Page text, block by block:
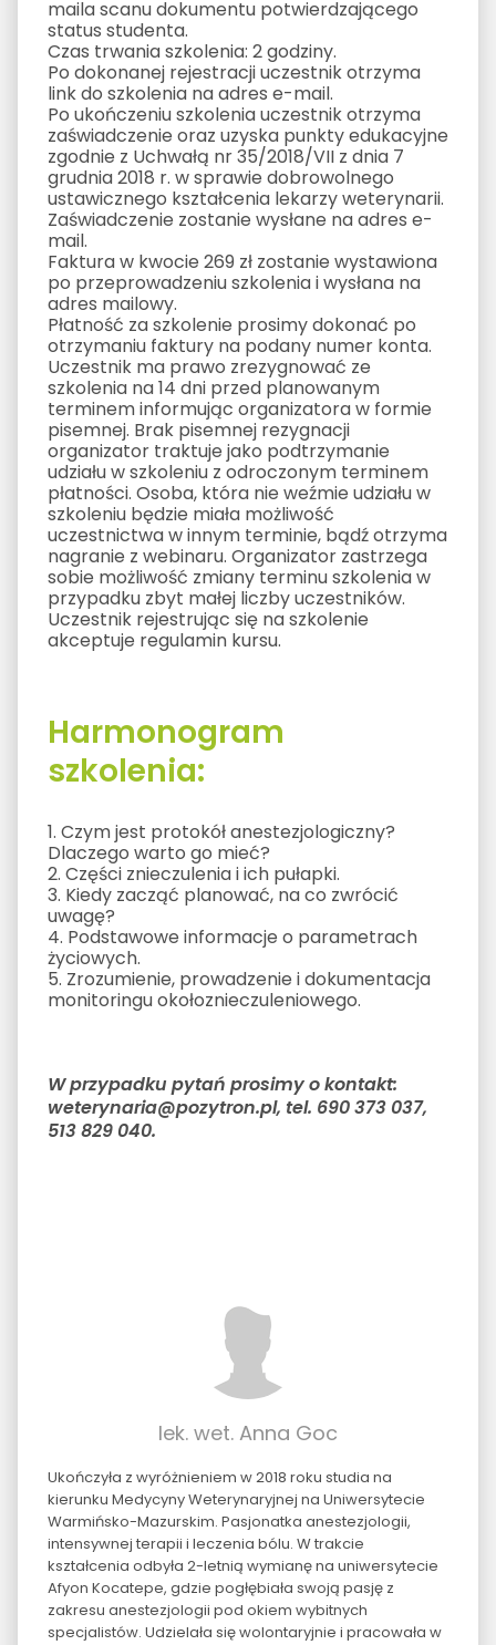
maila scanu dokumentu potwierdzającego
status studenta.
Czas trwania szkolenia: 2 godziny.
Po dokonanej rejestracji uczestnik otrzyma
link do szkolenia na adres e-mail.
Po ukończeniu szkolenia uczestnik otrzyma
zaświadczenie oraz uzyska punkty edukacyjne
zgodnie z Uchwałą nr 35/2018/VII z dnia 7
grudnia 2018 r. w sprawie dobrowolnego
ustawicznego kształcenia lekarzy weterynarii.
Zaświadczenie zostanie wysłane na adres e-
mail.
Faktura w kwocie 269 zł zostanie wystawiona
po przeprowadzeniu szkolenia i wysłana na
adres mailowy.
Płatność za szkolenie prosimy dokonać po
otrzymaniu faktury na podany numer konta.
Uczestnik ma prawo zrezygnować ze
szkolenia na 14 dni przed planowanym
terminem informując organizatora w formie
pisemnej. Brak pisemnej rezygnacji
organizator traktuje jako podtrzymanie
udziału w szkoleniu z odroczonym terminem
płatności. Osoba, która nie weźmie udziału w
szkoleniu będzie miała możliwość
uczestnictwa w innym terminie, bądź otrzyma
nagranie z webinaru. Organizator zastrzega
sobie możliwość zmiany terminu szkolenia w
przypadku zbyt małej liczby uczestników.
Uczestnik rejestrując się na szkolenie
akceptuje regulamin kursu.
Harmonogram
szkolenia:
1. Czym jest protokół anestezjologiczny?
Dlaczego warto go mieć?
2. Części znieczulenia i ich pułapki.
3. Kiedy zacząć planować, na co zwrócić
uwagę?
4. Podstawowe informacje o parametrach
życiowych.
5. Zrozumienie, prowadzenie i dokumentacja
monitoringu okołoznieczuleniowego.
W przypadku pytań prosimy o kontakt:
weterynaria@pozytron.pl, tel. 690 373 037,
513 829 040.
lek. wet. Anna Goc
Ukończyła z wyróżnieniem w 2018 roku studia na
kierunku Medycyny Weterynaryjnej na Uniwersytecie
Warmińsko-Mazurskim. Pasjonatka anestezjologii,
intensywnej terapii i leczenia bólu. W trakcie
kształcenia odbyła 2-letnią wymianę na uniwersytecie
Afyon Kocatepe, gdzie pogłębiała swoją pasję z
zakresu anestezjologii pod okiem wybitnych
specjalistów. Udzielała się wolontaryjnie i pracowała w